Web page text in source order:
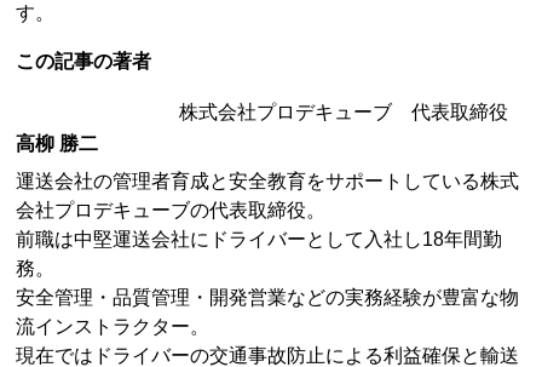
す。
この記事の著者
株式会社プロデキューブ 代表取締役
高柳 勝二
運送会社の管理者育成と安全教育をサポートしている株式
会社プロデキューブの代表取締役。
前職は中堅運送会社にドライバーとして入社し18年間勤
務。
安全管理・品質管理・開発営業などの実務経験が豊富な物
流インストラクター。
現在ではドライバーの交通事故防止による利益確保と輸送